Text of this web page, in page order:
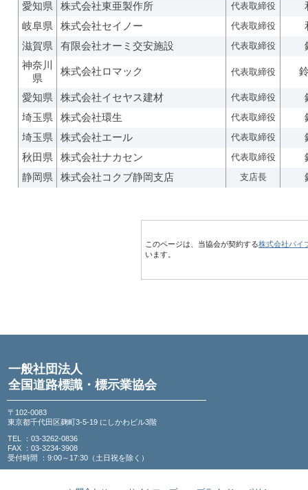
愛知県
株式会社東亜製作所 代表取締役
岐阜県
株式会社セイノー 代表取締役
滋賀県
有限会社オーミ交安施設 代表取締役
神奈川
県
株式会社ロマック 代表取締役
愛知県 株式会社イセヤス建材 代表取締役
埼玉県
株式会社環生 代表取締役
埼玉県
株式会社エール 代表取締役
秋田県
株式会社ナカセン 代表取締役
静岡県
株式会社コクブ静岡支店 支店長
このページは、当協会が契約する株式会社パイ
います。
一般社団法人
全国道路標識・標示業協会
〒102-0083
東京都千代田区麹町3-5-19 にしかわビル3階
TEL ：03-3262-0836
FAX ：03-3234-3908
受付時間 ：9:00～17:30（土日祝を除く）